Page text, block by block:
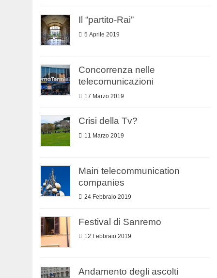
Il “partito-Rai”
5 Aprile 2019
Concorrenza nelle
telecomunicazioni
17 Marzo 2019
Crisi della Tv?
11 Marzo 2019
Main telecommunication
companies
24 Febbraio 2019
Festival di Sanremo
12 Febbraio 2019
Andamento degli ascolti